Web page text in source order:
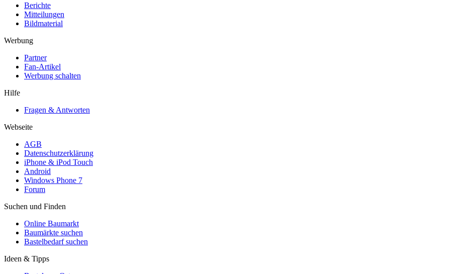
Berichte
Mitteilungen
Bildmaterial
Werbung
Partner
Fan-Artikel
Werbung schalten
Hilfe
Fragen & Antworten
Webseite
AGB
Datenschutzerklärung
iPhone & iPod Touch
Android
Windows Phone 7
Forum
Suchen und Finden
Online Baumarkt
Baumärkte suchen
Bastelbedarf suchen
Ideen & Tipps